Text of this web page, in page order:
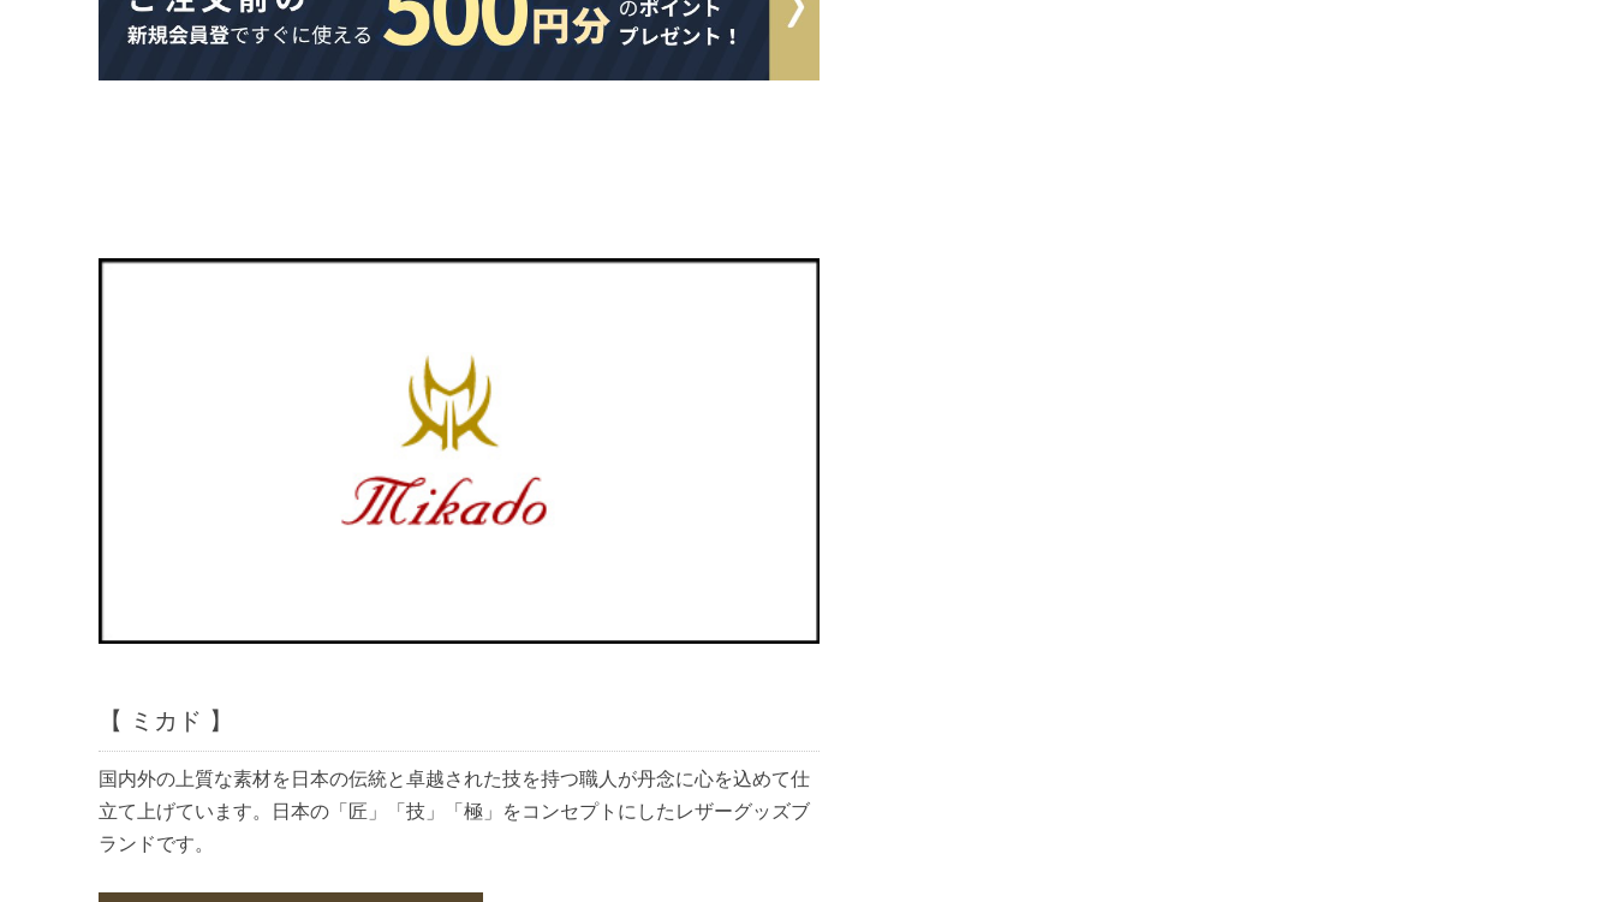
【 ミカド 】
国内外の上質な素材を日本の伝統と卓越された技を持つ職人が丹念に心を込めて仕
立て上げています。日本の「匠」「技」「極」をコンセプトにしたレザーグッズブ
ランドです。